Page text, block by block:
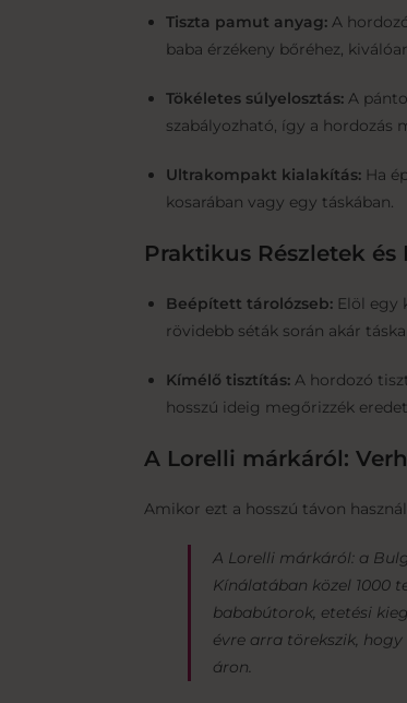
Tiszta pamut anyag: A
baba érzékeny bőréhez,
Tökéletes súlyelosztás: A
szabályozható, így a hordozás
Ultrakompakt kialakítás: Ha
kosarában vagy egy táskában.
Praktikus Részletek és
Beépített tárolózseb: Elöl egy
rövidebb séták során akár
Kímélő tisztítás: A hordozó
hosszú ideig megőrizzék
A Lorelli márkáról:
Amikor ezt a hosszú távon
A Lorelli márkáról: a
Kínálatában közel 1000
bababútorok, etetési
évre arra törekszik,
áron.